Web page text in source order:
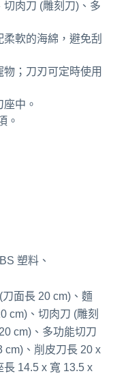
肉刀 (雕刻刀)、多
軟的海綿，避免刮
；刀刃可定時使用
中。
。
塑料、
面長 20 cm)、麵
cm)、切肉刀 (雕刻
cm)、多功能切刀
cm)、削皮刀長 20 x
長 14.5 x 寬 13.5 x